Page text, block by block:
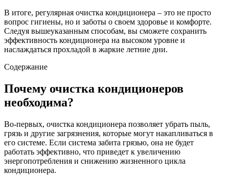
В итоге, регулярная очистка кондиционера – это не просто
вопрос гигиены, но и заботы о своем здоровье и комфорте.
Следуя вышеуказанным способам, вы сможете сохранить
эффективность кондиционера на высоком уровне и
наслаждаться прохладой в жаркие летние дни.
Содержание
Почему очистка кондиционеров
необходима?
Во-первых, очистка кондиционера позволяет убрать пыль,
грязь и другие загрязнения, которые могут накапливаться в
его системе. Если система забита грязью, она не будет
работать эффективно, что приведет к увеличению
энергопотребления и снижению жизненного цикла
кондиционера.